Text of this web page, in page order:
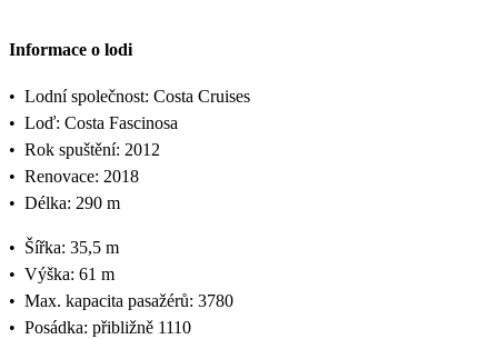
Informace o lodi
• Lodní společnost: Costa Cruises
• Loď: Costa Fascinosa
• Rok spuštění: 2012
• Renovace: 2018
• Délka: 290 m
• Šířka: 35,5 m
• Výška: 61 m
• Max. kapacita pasažérů: 3780
• Posádka: přibližně 1110